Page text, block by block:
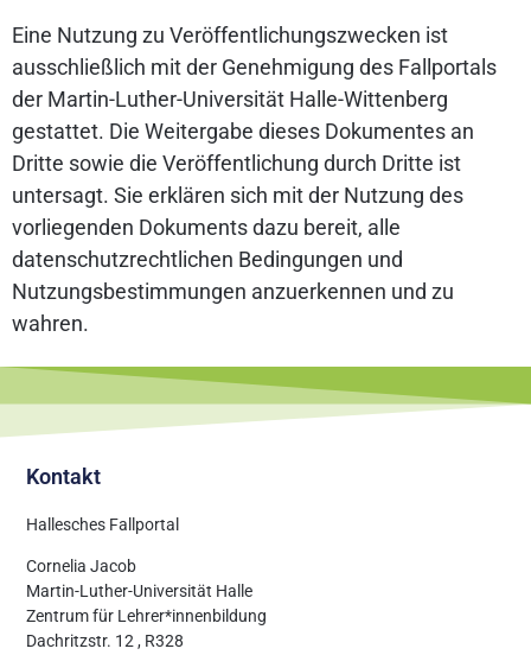
Eine Nutzung zu Veröffentlichungszwecken ist
ausschließlich mit der Genehmigung des Fallportals
der Martin-Luther-Universität Halle-Wittenberg
gestattet. Die Weitergabe dieses Dokumentes an
Dritte sowie die Veröffentlichung durch Dritte ist
untersagt. Sie erklären sich mit der Nutzung des
vorliegenden Dokuments dazu bereit, alle
datenschutzrechtlichen Bedingungen und
Nutzungsbestimmungen anzuerkennen und zu
wahren.
Kontakt
Hallesches Fallportal
Cornelia Jacob
Martin-Luther-Universität Halle
Zentrum für Lehrer*innenbildung
Dachritzstr. 12 , R328